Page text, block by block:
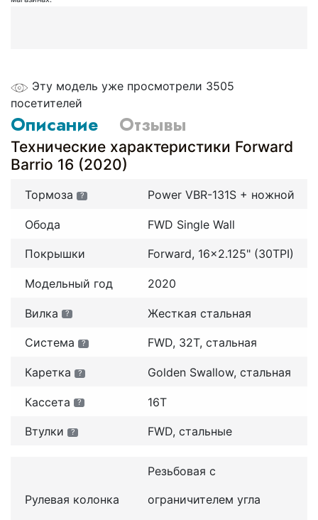
Эту модель уже просмотрели 3505
посетителей
Описание Отзывы
Технические характеристики Forward
Barrio 16 (2020)
Тормоза ? Power VBR-131S + ножной
Обода FWD Single Wall
Покрышки Forward, 16x2.125" (30TPI)
Модельный год 2020
Вилка ? Жесткая стальная
Система ? FWD, 32T, стальная
Каретка ? Golden Swallow, стальная
Кассета ? 16T
Втулки ? FWD, стальные
Рулевая колонка
Резьбовая с
ограничителем угла